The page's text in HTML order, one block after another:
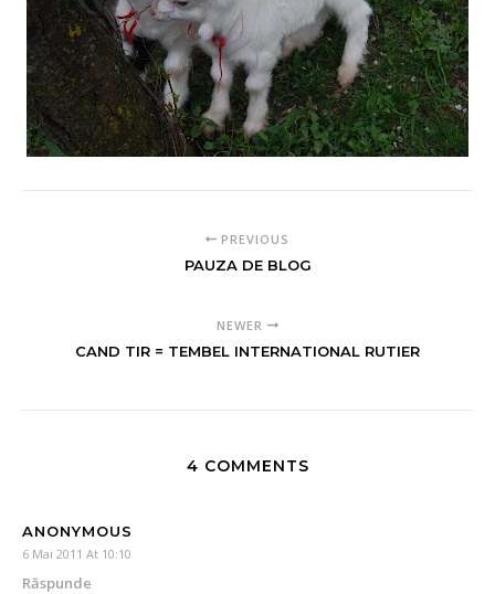
PREVIOUS
PAUZA DE BLOG
NEWER
CAND TIR = TEMBEL INTERNATIONAL RUTIER
4 COMMENTS
ANONYMOUS
6 Mai 2011 At 10:10
Răspunde